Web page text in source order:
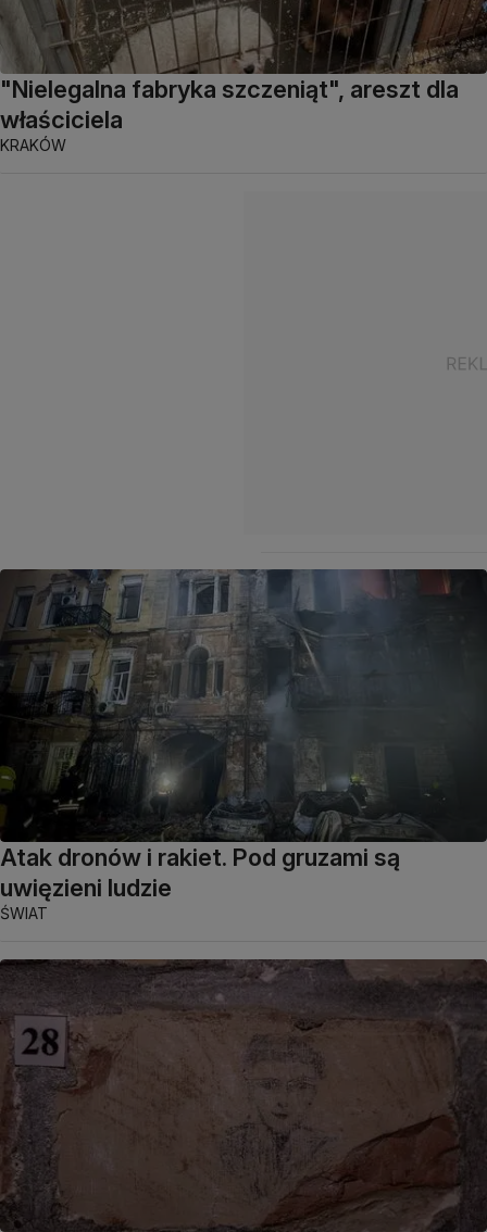
"Nielegalna fabryka szczeniąt", areszt dla
właściciela
KRAKÓW
Atak dronów i rakiet. Pod gruzami są
uwięzieni ludzie
ŚWIAT